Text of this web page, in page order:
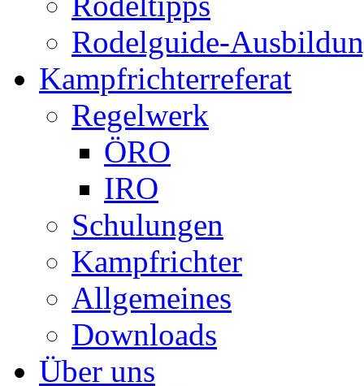
Rodelguide-
Kampfrichterreferat
Regelwerk
ÖRO
IRO
Schulungen
Kampfrichter
Allgemeines
Downloads
Über uns